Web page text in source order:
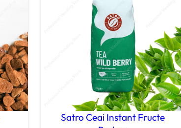
Satro Ceai Instant Fructe